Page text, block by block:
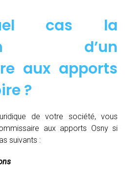
cas la
d’un
aux apports
?
de votre société, vous
aux apports Osny si
suivants :